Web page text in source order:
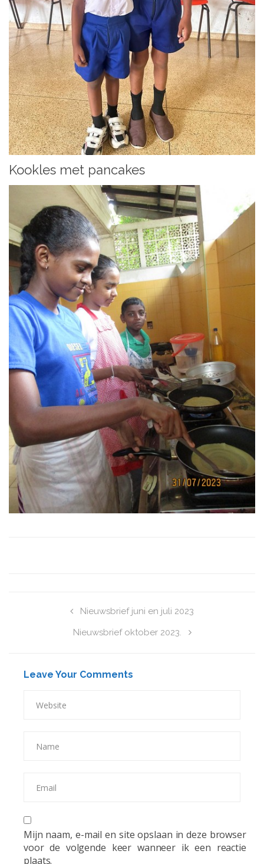
Kookles met pancakes
Nieuwsbrief juni en juli 2023
Nieuwsbrief oktober 2023.
Leave Your Comments
Mijn naam, e-mail en site opslaan in deze browser
voor de volgende keer wanneer ik een reactie
plaats.